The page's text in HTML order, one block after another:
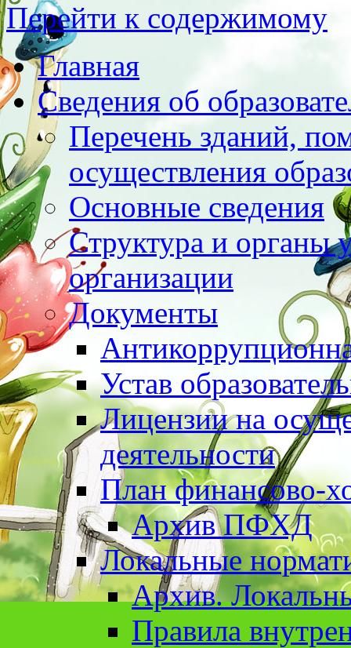
Перейти к содержимому
Главная
Сведения об
Перечень зданий,
осуществления
Основные сведения
Структура и органы
организации
Документы
Устав
Лицензии на
деятельности
План финансово-
Архив ПФХД
Локальные
Архив.
Правила